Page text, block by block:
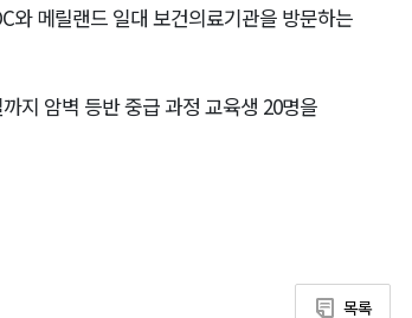
와 메릴랜드 일대 보건의료기관을 방문하는
지 암벽 등반 중급 과정 교육생 20명을
목록